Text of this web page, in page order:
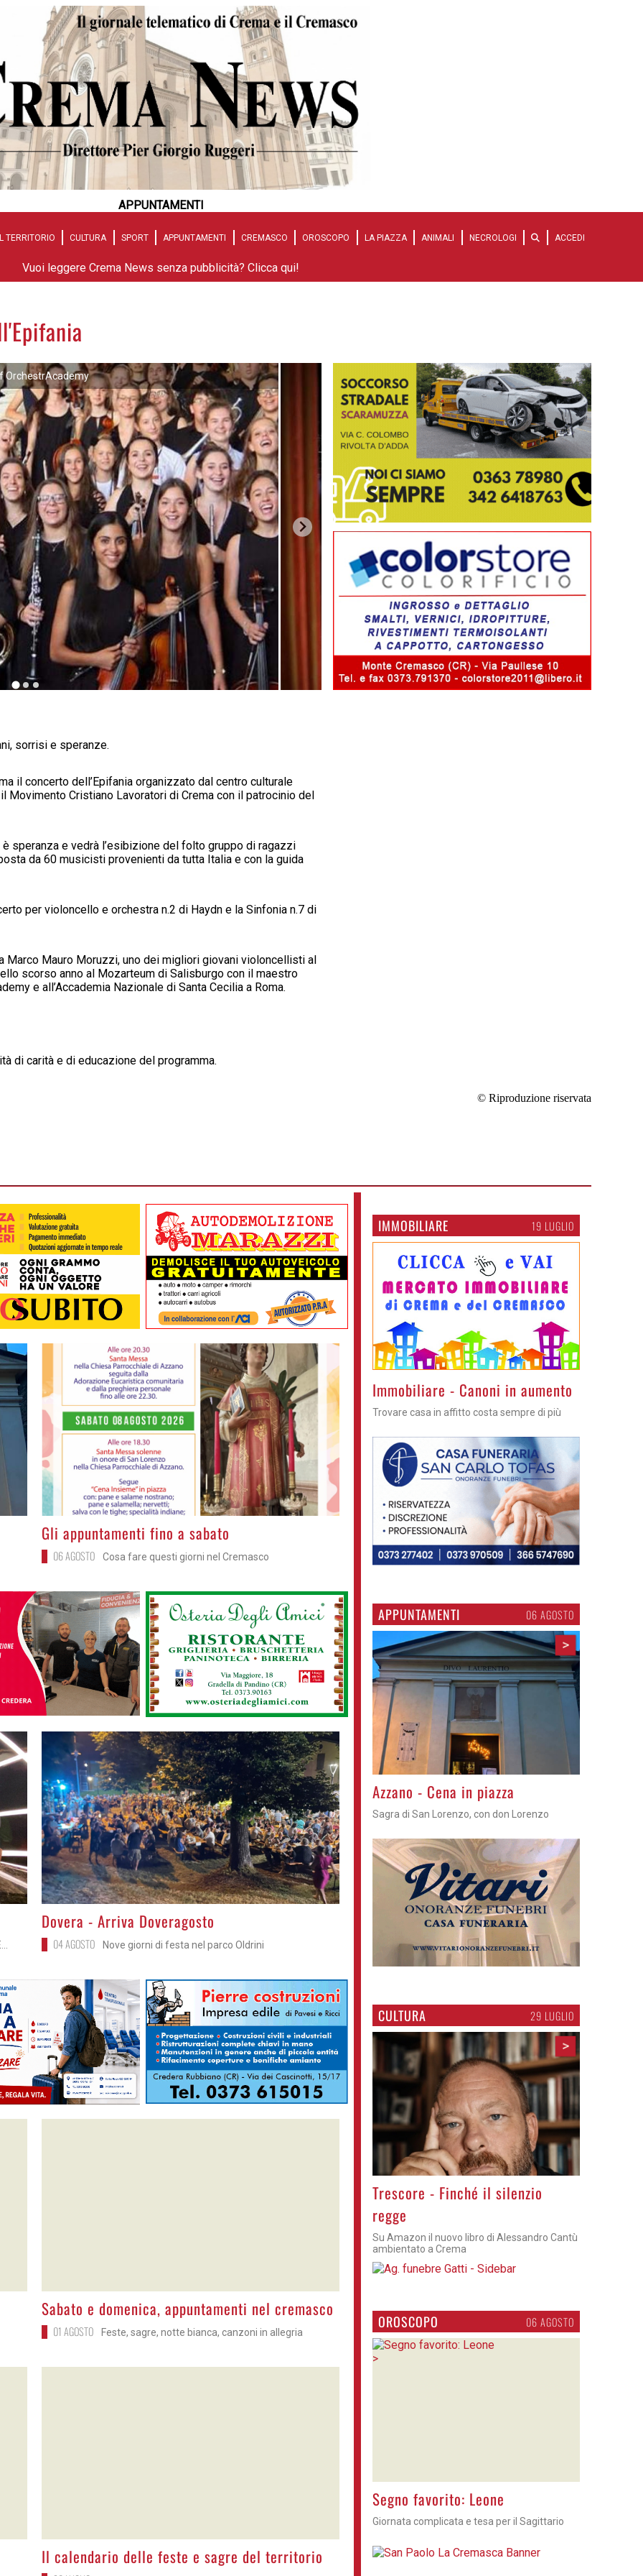
APPUNTAMENTI
TERRITORIO CULTURA SPORT APPUNTAMENTI CREMASCO OROSCOPO LA PIAZZA ANIMALI NECROLOGI ACCEDI
Vuoi leggere Crema News senza pubblicità? Clicca qui!
OrchestrAcademy
sorrisi e speranze.
il concerto dell’Epifania organizzato dal centro culturale
Cristiano Lavoratori di Crema con il patrocinio del
speranza e vedrà l’esibizione del folto gruppo di ragazzi
da 60 musicisti provenienti da tutta Italia e con la guida
per violoncello e orchestra n.2 di Haydn e la Sinfonia n.7 di
Mauro Moruzzi, uno dei migliori giovani violoncellisti al
scorso anno al Mozarteum di Salisburgo con il maestro
e all’Accademia Nazionale di Santa Cecilia a Roma.
di carità e di educazione del programma.
© Riproduzione riservata
>
Gli appuntamenti fino a sabato
06 AGOSTO Cosa fare questi giorni nel Cremasco
>
Dovera - Arriva Doveragosto
04 AGOSTO Nove giorni di festa nel parco Oldrini
>
Sabato e domenica, appuntamenti nel cremasco
01 AGOSTO Feste, sagre, notte bianca, canzoni in allegria
>
Il calendario delle feste e sagre del territorio
IMMOBILIARE 19 LUGLIO
Immobiliare - Canoni in aumento
Trovare casa in affitto costa sempre di più
APPUNTAMENTI 06 AGOSTO
>
Gli appuntamenti fino a sabato
Cosa fare questi giorni nel Cremasco
CULTURA 29 LUGLIO
>
Trescore - Finché il silenzio
regge
Su Amazon il nuovo libro di Alessandro Cantù
ambientato a Crema
OROSCOPO 06 AGOSTO
>
Segno favorito: Leone
Giornata complicata e tesa per il Sagittario